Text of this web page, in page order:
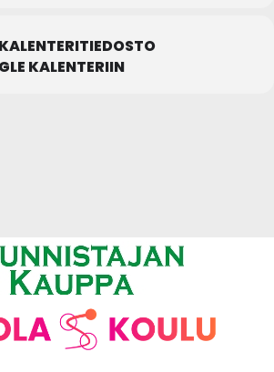
KALENTERIIN